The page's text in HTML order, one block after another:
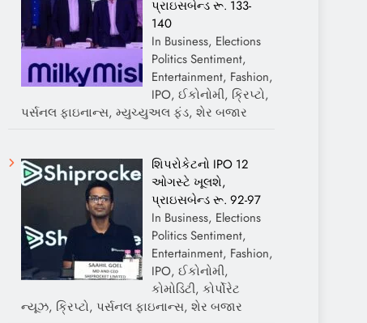
પ્રાઇસબેન્ડ રૂ. 133-
140
In Business, Elections
Politics Sentiment,
Entertainment, Fashion,
IPO, ઈકોનોમી, ક્રિપ્ટો,
પર્સનલ ફાઇનાન્સ, મ્યુચ્યુઅલ ફંડ, શેર બજાર
શિપરોકેટનો IPO 12
ઓગસ્ટે ખૂલશે,
પ્રાઇસબેન્ડ રૂ. 92-97
In Business, Elections
Politics Sentiment,
Entertainment, Fashion,
IPO, ઈકોનોમી,
કોમોડિટી, કોર્પોરેટ
ન્યૂઝ, ક્રિપ્ટો, પર્સનલ ફાઇનાન્સ, શેર બજાર